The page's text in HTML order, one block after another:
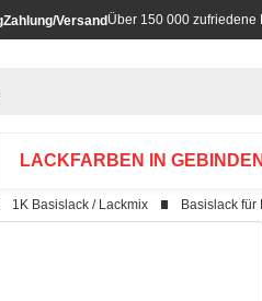
Zahlung/VersandÜber 150 000 zufriedene
LACKFARBEN IN GEBINDEN
1K Basislack / Lackmix Basislack für